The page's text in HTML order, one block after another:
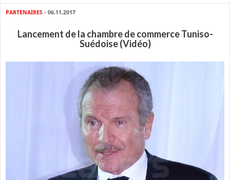
PARTENAIRES - 06.11.2017
Lancement de la chambre de commerce Tuniso-
Suédoise (Vidéo)